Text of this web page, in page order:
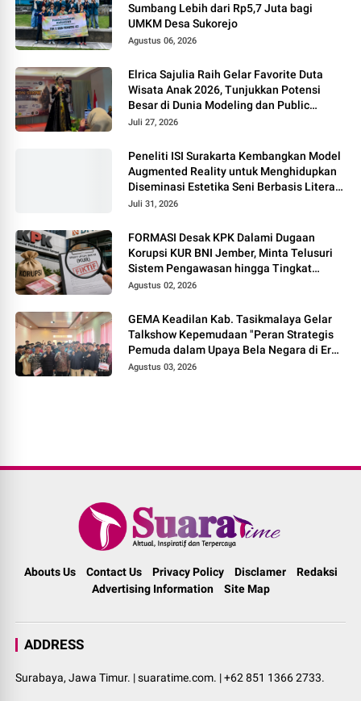
Sumbang Lebih dari Rp5,7 Juta bagi
UMKM Desa Sukorejo
Agustus 06, 2026
Elrica Sajulia Raih Gelar Favorite Duta
Wisata Anak 2026, Tunjukkan Potensi
Besar di Dunia Modeling dan Public
Speaking
Juli 27, 2026
Peneliti ISI Surakarta Kembangkan Model
Augmented Reality untuk Menghidupkan
Diseminasi Estetika Seni Berbasis Literasi
Budaya Berkelanjutan
Juli 31, 2026
FORMASI Desak KPK Dalami Dugaan
Korupsi KUR BNI Jember, Minta Telusuri
Sistem Pengawasan hingga Tingkat
Direksi
Agustus 02, 2026
GEMA Keadilan Kab. Tasikmalaya Gelar
Talkshow Kepemudaan "Peran Strategis
Pemuda dalam Upaya Bela Negara di Era
Post-Truth"
Agustus 03, 2026
Abouts Us Contact Us Privacy Policy Disclamer
Redaksi
Advertising Information
Site Map
ADDRESS
Surabaya, Jawa Timur. | suaratime.com. | +62 851 1366 2733.